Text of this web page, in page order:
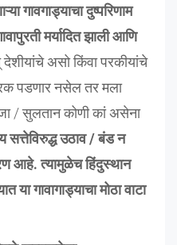
गावगाड्याचा दुष्परिणाम
मर्यादित झाली आणि
असो किंवा परकीयांचे
पडणार नसेल तर मला
/ सुलतान कोणी कां असेना
सत्तेविरुद्ध उठाव / बंड न
आहे. त्यामुळेच हिंदुस्थान
या गावागाड्याचा मोठा वाटा